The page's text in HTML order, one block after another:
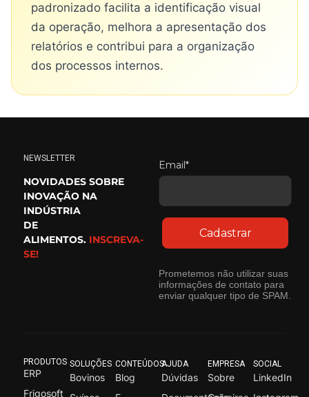
padronizado facilita a identificação visual
da operação, melhora a apresentação dos
relatórios e contribui para a organização
dos processos internos.
NEWSLETTER
NOVIDADES SOBRE
INOVAÇÃO NA
INDÚSTRIA
DE
ALIMENTOS. INSCREVA-
SE!
Email*
Cadastrar
Prometemos não utilizar suas
informações de contato para
enviar qualquer tipo de SPAM.
PRODUTOS
ERP
Frigosoft
SOLUÇÕES
Bovinos
CONTEÚDOS
Blog
AJUDA
Dúvidas
EMPRESA
Sobre
SOCIAL
LinkedIn